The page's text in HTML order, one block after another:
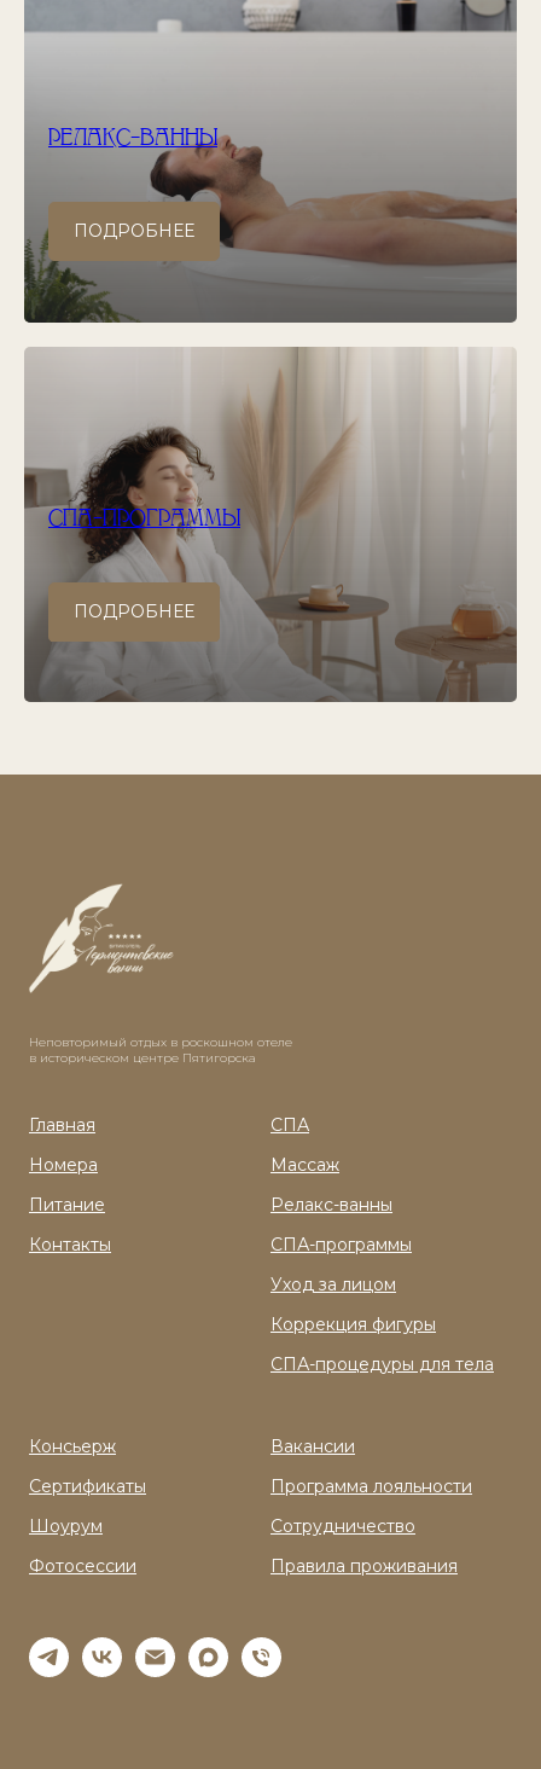
РЕЛАКС–ВАННЫ
ПОДРОБНЕЕ
СПА–ПРОГРАММЫ
ПОДРОБНЕЕ
Неповторимый отдых в роскошном отеле
в историческом центре Пятигорска
Главная
Номера
Питание
Контакты
СПА
Массаж
Релакс-ванны
СПА-программы
Уход за лицом
Коррекция фигуры
СПА-процедуры для тела
Консьерж
Сертификаты
Шоурум
Фотосессии
Вакансии
Программа лояльности
Сотрудничество
Правила проживания